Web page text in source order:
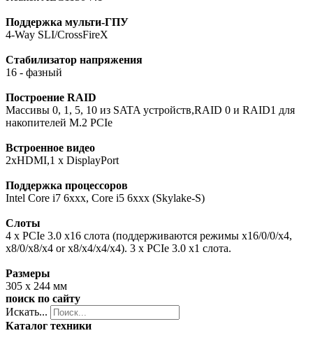
Поддержка мульти-ГПУ
4-Way SLI/CrossFireX
Стабилизатор напряжения
16 - фазный
Построение RAID
Массивы 0, 1, 5, 10 из SATA устройств,RAID 0 и RAID1 для
накопителей M.2 PCIe
Встроенное видео
2xHDMI,1 x DisplayPort
Поддержка процессоров
Intel Core i7 6xxx, Core i5 6xxx (Skylake-S)
Слоты
4 x PCIe 3.0 x16 слота (поддерживаются режимы x16/0/0/x4,
x8/0/x8/x4 or x8/x4/x4/x4). 3 x PCIe 3.0 x1 слота.
Размеры
305 х 244 мм
поиск по сайту
Искать...
Каталог техники